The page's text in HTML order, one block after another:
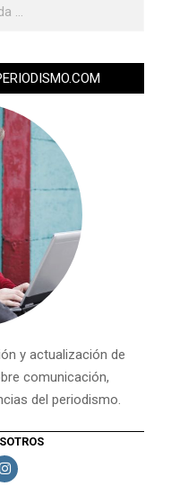
y actualización de
comunicación,
del periodismo.